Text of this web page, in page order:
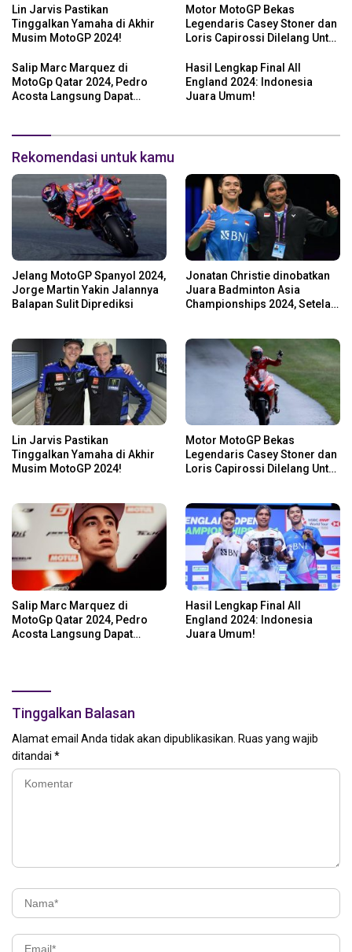
Lin Jarvis Pastikan
Tinggalkan Yamaha di Akhir
Musim MotoGP 2024!
Motor MotoGP Bekas
Legendaris Casey Stoner dan
Loris Capirossi Dilelang Untuk
Salip Marc Marquez di
MotoGp Qatar 2024, Pedro
Acosta Langsung Dapat
Hasil Lengkap Final All
England 2024: Indonesia
Juara Umum!
Rekomendasi untuk kamu
Jelang MotoGP Spanyol 2024,
Jorge Martin Yakin Jalannya
Balapan Sulit Diprediksi
Jonatan Christie dinobatkan
Juara Badminton Asia
Championships 2024, Setelah
Lin Jarvis Pastikan
Tinggalkan Yamaha di Akhir
Musim MotoGP 2024!
Motor MotoGP Bekas
Legendaris Casey Stoner dan
Loris Capirossi Dilelang Untuk
Salip Marc Marquez di
MotoGp Qatar 2024, Pedro
Acosta Langsung Dapat
Hasil Lengkap Final All
England 2024: Indonesia
Juara Umum!
Tinggalkan Balasan
Alamat email Anda tidak akan dipublikasikan. Ruas yang wajib
ditandai *